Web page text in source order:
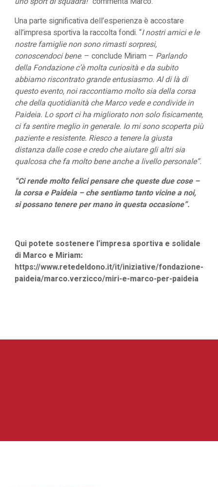
Una parte significativa dell’esperienza è accostare
all’impresa sportiva la raccolta fondi. “I nostri amici e le
nostre famiglie non sono rimasti sorpresi,
conoscendoci bene. – conclude Miriam – Parlando
della Fondazione c’è molta curiosità e da subito
abbiamo riscontrato grande entusiasmo. Al di là di
questo evento, noi raccontiamo molto sia della corsa
che della quotidianità che Marco vede e condivide in
Paideia. Lo sport ci ha migliorato non solo fisicamente,
ci fa sentire meglio in generale. Io mi sono scoperta più
paziente e resistente. Riesco a tenere la giusta
distanza dalle cose e credo che aiutare gli altri sia
qualcosa che fa molto bene anche a livello personale”.
“Ci rende molto felici pensare che queste due cose –
la corsa e Paideia – che sentiamo tanto vicine a noi,
si possano tenere per mano in questa occasione”.
Qui potete sostenere l’impresa sportiva e solidale
di Marco e Miriam:
https://www.retedeldono.it/it/iniziative/fondazione-
paideia/marco.verzicco/miri-e-marco-per-paideia